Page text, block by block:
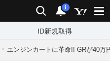
検索 通知
i
ID新規取得
エンジンカートに革命!! GRが40万